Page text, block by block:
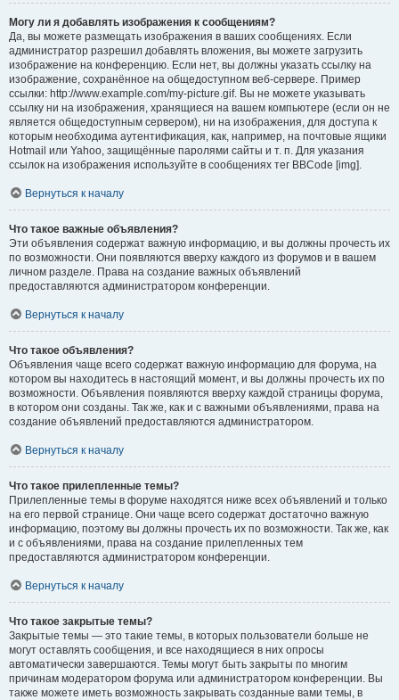
Могу ли я добавлять изображения к сообщениям?
Да, вы можете размещать изображения в ваших сообщениях. Если
администратор разрешил добавлять вложения, вы можете загрузить
изображение на конференцию. Если нет, вы должны указать ссылку на
изображение, сохранённое на общедоступном веб-сервере. Пример
ссылки: http://www.example.com/my-picture.gif. Вы не можете указывать
ссылку ни на изображения, хранящиеся на вашем компьютере (если он не
является общедоступным сервером), ни на изображения, для доступа к
которым необходима аутентификация, как, например, на почтовые ящики
Hotmail или Yahoo, защищённые паролями сайты и т. п. Для указания
ссылок на изображения используйте в сообщениях тег BBCode [img].
Вернуться к началу
Что такое важные объявления?
Эти объявления содержат важную информацию, и вы должны прочесть их
по возможности. Они появляются вверху каждого из форумов и в вашем
личном разделе. Права на создание важных объявлений
предоставляются администратором конференции.
Вернуться к началу
Что такое объявления?
Объявления чаще всего содержат важную информацию для форума, на
котором вы находитесь в настоящий момент, и вы должны прочесть их по
возможности. Объявления появляются вверху каждой страницы форума,
в котором они созданы. Так же, как и с важными объявлениями, права на
создание объявлений предоставляются администратором.
Вернуться к началу
Что такое прилепленные темы?
Прилепленные темы в форуме находятся ниже всех объявлений и только
на его первой странице. Они чаще всего содержат достаточно важную
информацию, поэтому вы должны прочесть их по возможности. Так же, как
и с объявлениями, права на создание прилепленных тем
предоставляются администратором конференции.
Вернуться к началу
Что такое закрытые темы?
Закрытые темы — это такие темы, в которых пользователи больше не
могут оставлять сообщения, и все находящиеся в них опросы
автоматически завершаются. Темы могут быть закрыты по многим
причинам модератором форума или администратором конференции. Вы
также можете иметь возможность закрывать созданные вами темы, в